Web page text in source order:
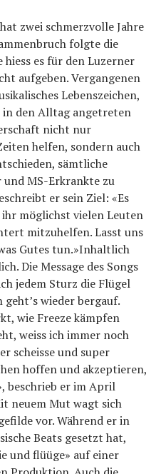
zwei schmerzvolle Jahre
folgte die
hiess es für den Luzerner
aufgeben. Vergangenen
Lebenszeichen,
in den Alltag angetreten
nicht nur
helfen, sondern auch
sämtliche
MS-Erkrankte zu
er sein Ziel: «Es
möglichst vielen Leuten
mitzuhelfen. Lasst uns
Gutes tun.»Inhaltlich
Die Message des Songs
jedem Sturz die Flügel
wieder bergauf.
wie Freeze kämpfen
weiss ich immer noch
scheisse und super
hoffen und akzeptieren,
beschrieb er im April
neuem Mut wagt sich
vor. Während er in
Beats gesetzt hat,
und flüüge» auf einer